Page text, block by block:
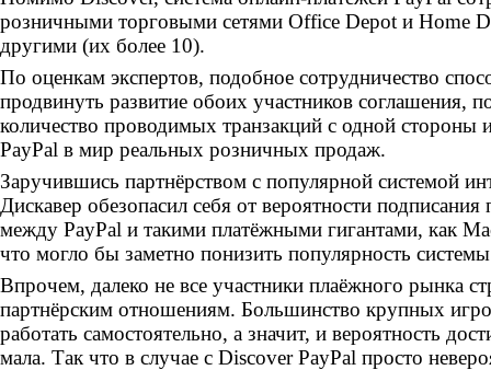
розничными торговыми сетями Office Depot и Home
другими (их более 10).
По оценкам экспертов, подобное сотрудничество
продвинуть развитие обоих участников соглашения,
количество проводимых транзакций с одной стороны
PayPal в мир реальных розничных продаж.
Заручившись партнёрством с популярной системой
Дискавер обезопасил себя от вероятности
между PayPal и такими платёжными гигантами, как
что могло бы заметно понизить популярность
Впрочем, далеко не все участники плаёжного рынка
партнёрским отношениям. Большинство крупных
работать самостоятельно, а значит, и вероятность
мала. Так что в случае с Discover PayPal просто